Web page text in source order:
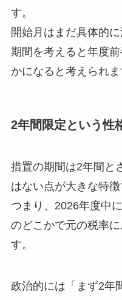
す。
開始月はまだ具体的
期間を考えると年度
かになると考えられま
2年間限定という性
措置の期間は2年間と
はない点が大きな特徴
つまり、2026年度中
のどこかで元の税率
す。
政治的には「まず2年